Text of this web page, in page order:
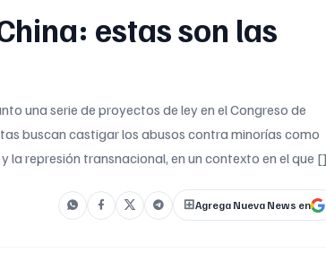
estas son las
una serie de proyectos de ley en el Congreso de
buscan castigar los abusos contra minorías como
la represión transnacional, en un contexto en el que
Agrega Nueva News en